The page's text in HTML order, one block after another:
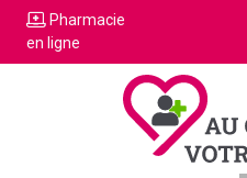
Pharmacie
en ligne